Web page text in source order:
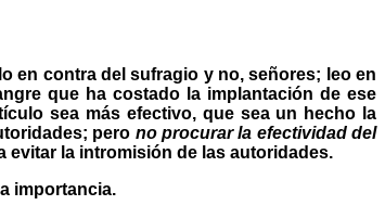
en contra del sufragio y no, señores; leo en
que ha costado la implantación de ese
sea más efectivo, que sea un hecho la
pero no procurar la efectividad del
evitar la intromisión de las autoridades.
importancia.